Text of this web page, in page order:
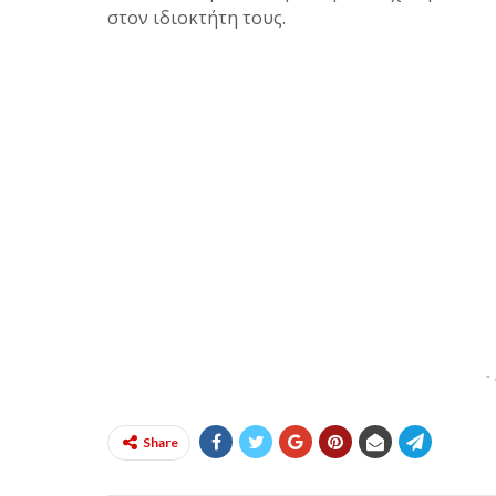
στον ιδιοκτήτη τους.
-
Share